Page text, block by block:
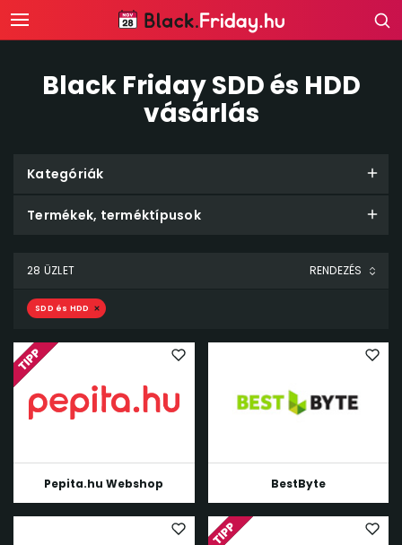
Black Friday SDD és HDD
vásárlás
Kategóriák
Termékek, terméktípusok
28 ÜZLET
SDD és HDD
Pepita.hu Webshop BestByte